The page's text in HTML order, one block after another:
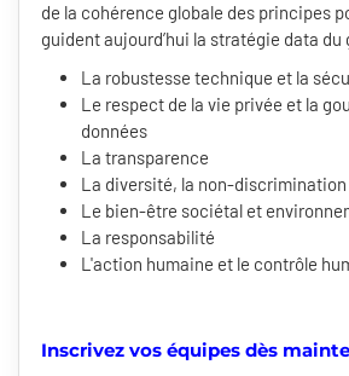
de la cohérence globale des principes
guident aujourd’hui la stratégie data du
La robustesse technique et la
Le respect de la vie privée et la
données
La transparence
La diversité, la non-discrimination
Le bien-être sociétal et
La responsabilité
L'action humaine et le contrôle
Inscrivez vos équipes dès